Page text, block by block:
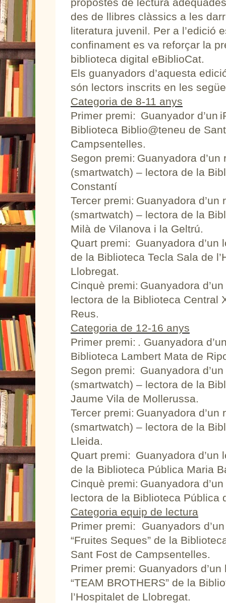
des de llibres clàssics a les
literatura juvenil. Per a l’edició
confinament es va reforçar la
biblioteca digital eBiblioCat.
Els guanyadors d’aquesta
són lectors inscrits en les
Categoria de 8-11 anys
Primer premi: Guanyador d’un
Biblioteca Biblio@teneu de
Campsentelles.
Segon premi: Guanyadora d’un
(smartwatch) – lectora de la
Constantí
Tercer premi: Guanyadora d’un
(smartwatch) – lectora de la
Milà de Vilanova i la Geltrú.
Quart premi: Guanyadora d’un
de la Biblioteca Tecla Sala de
Llobregat.
Cinquè premi: Guanyadora
lectora de la Biblioteca Central
Reus.
Categoria de 12-16 anys
Primer premi: . Guanyadora
Biblioteca Lambert Mata de
Segon premi: Guanyadora
(smartwatch) – lectora de la
Jaume Vila de Mollerussa.
Tercer premi: Guanyadora d’un
(smartwatch) – lectora de la
Lleida.
Quart premi: Guanyadora d’un
de la Biblioteca Pública Maria
Cinquè premi: Guanyadora
lectora de la Biblioteca Pública
Categoria equip de lectura
Primer premi: Guanyadors
“Fruites Seques” de la
Sant Fost de Campsentelles.
Primer premi: Guanyadors
“TEAM BROTHERS” de la
l’Hospitalet de Llobregat.